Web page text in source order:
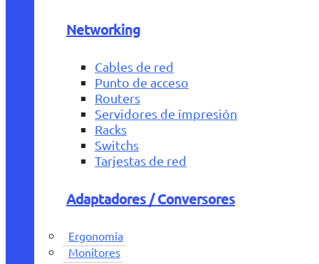
Networking
Cables de red
Punto de acceso
Routers
Servidores de impresión
Racks
Switchs
Tarjestas de red
Adaptadores / Conversores
Ergonomía
Monitores